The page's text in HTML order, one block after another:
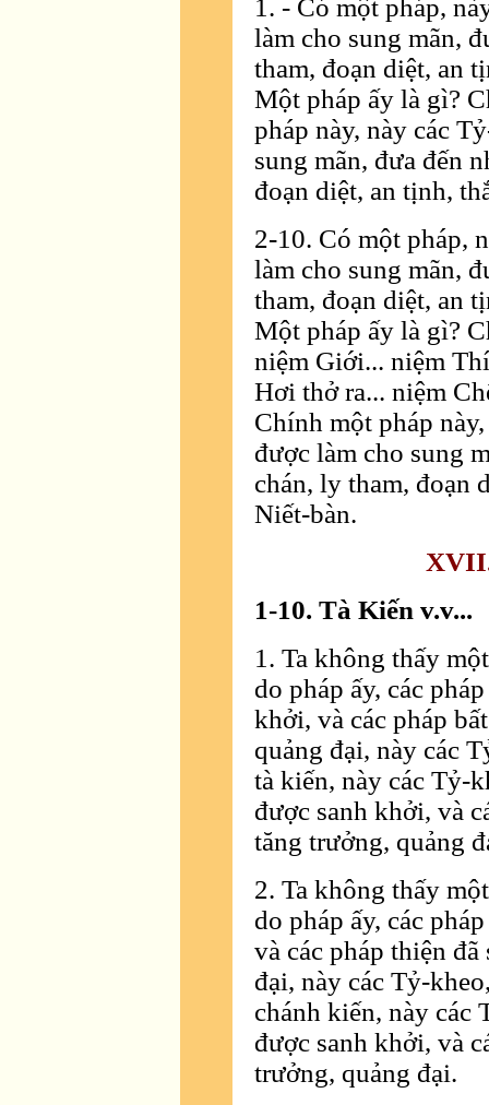
1. - Có một pháp,
làm cho sung mãn,
tham, đoạn diệt, an
Một pháp ấy là gì?
pháp này, này các
sung mãn, đưa đến
đoạn diệt, an tịnh,
2-10. Có một pháp,
làm cho sung mãn,
tham, đoạn diệt, an
Một pháp ấy là gì?
niệm Giới... niệm
Hơi thở ra... niệm
Chính một pháp
được làm cho sung
chán, ly tham, đoạn
Niết-bàn.
1-10. Tà Kiến v.v...
1. Ta không thấy
do pháp ấy, các
khởi, và các pháp
quảng đại, này các
tà kiến, này các Tỷ-
được sanh khởi, và
tăng trưởng, quảng
2. Ta không thấy
do pháp ấy, các
và các pháp thiện
đại, này các Tỷ-
chánh kiến, này các
được sanh khởi, và
trưởng, quảng đại.